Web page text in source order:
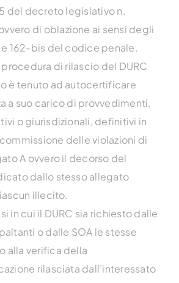
del decreto legislativo n.
di oblazione ai sensi degli
e 162-bis del codice penale.
di rilascio del DURC
è tenuto ad autocertificare
a suo carico di provvedimenti,
o giurisdizionali, definitivi in
delle violazioni di
A ovvero il decorso del
dallo stesso allegato
illecito.
in cui il DURC sia richiesto dalle
o dalle SOA le stesse
alla verifica della
rilasciata dall’interessato